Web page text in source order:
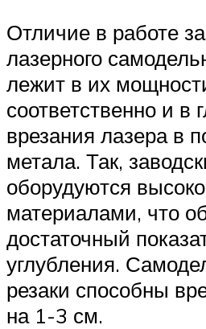
Отличие в работе
лазерного
лежит в их
соответственно и в
врезания лазера в
метала. Так,
оборудуются
материалами, что
достаточный
углубления.
резаки способны
на 1-3 см.